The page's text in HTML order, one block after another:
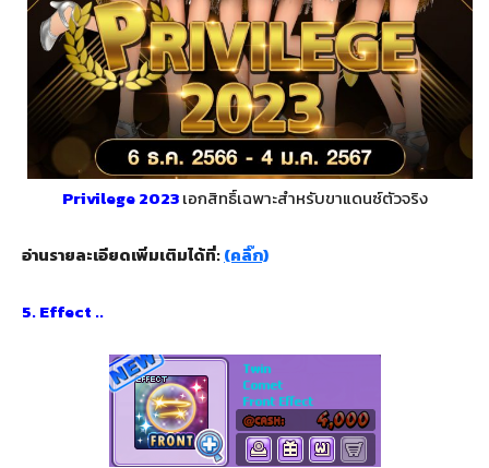
Privilege 2023เอกสิทธิ์เฉพาะสำหรับขาแดนซ์ตัวจริง
อ่านรายละเอียดเพิ่มเติมได้ที่:(คลิ๊ก)
5. Effect ..